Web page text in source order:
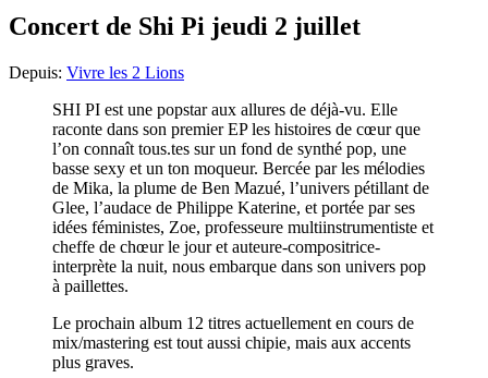
Concert de Shi Pi jeudi 2 juillet
Depuis: Vivre les 2 Lions
SHI PI est une popstar aux allures de déjà-vu. Elle
raconte dans son premier EP les histoires de cœur que
l’on connaît tous.tes sur un fond de synthé pop, une
basse sexy et un ton moqueur. Bercée par les mélodies
de Mika, la plume de Ben Mazué, l’univers pétillant de
Glee, l’audace de Philippe Katerine, et portée par ses
idées féministes, Zoe, professeure multiinstrumentiste et
cheffe de chœur le jour et auteure-compositrice-
interprète la nuit, nous embarque dans son univers pop
à paillettes.
Le prochain album 12 titres actuellement en cours de
mix/mastering est tout aussi chipie, mais aux accents
plus graves.